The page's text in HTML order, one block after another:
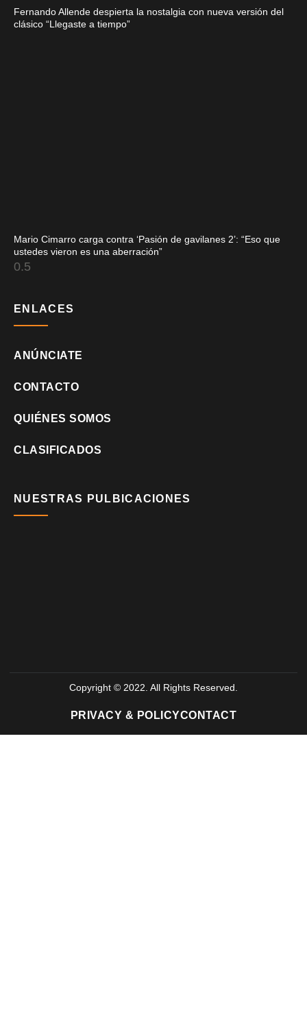
Fernando Allende despierta la nostalgia con nueva versión del
clásico “Llegaste a tiempo”
Mario Cimarro carga contra ‘Pasión de gavilanes 2’: “Eso que
ustedes vieron es una aberración”
ENLACES
ANÚNCIATE
CONTACTO
QUIÉNES SOMOS
CLASIFICADOS
NUESTRAS PULBICACIONES
Copyright © 2022. All Rights Reserved.
PRIVACY & POLICYCONTACT